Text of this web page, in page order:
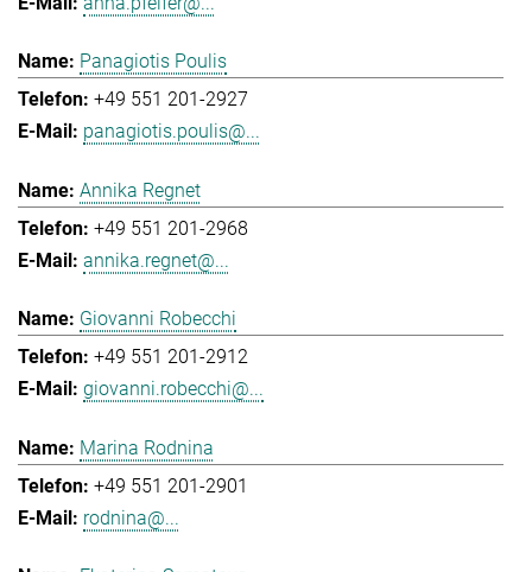
Panagiotis Poulis
+49 551 201-2927
panagiotis.poulis@...
Annika Regnet
+49 551 201-2968
annika.regnet@...
Giovanni Robecchi
+49 551 201-2912
giovanni.robecchi@...
Marina Rodnina
+49 551 201-2901
rodnina@...